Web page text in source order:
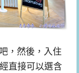
，然後，入住
直接可以選含